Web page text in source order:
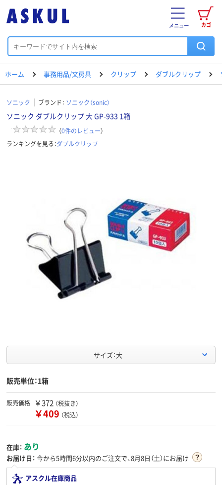
カゴ
メニュー
ホーム 事務用品/文房具 クリップ ダブルクリップ
ソニック ブランド： ソニック（sonic）
ソニック ダブルクリップ 大 GP-933 1箱
（0件のレビュー）
ランキングを見る：ダブルクリップ
サイズ：大
販売単位：1箱
販売価格 ￥372 （税抜き）
￥409 （税込）
在庫： あり
お届け日： 今から5時間6分以内のご注文で、8月8日（土）にお届け
アスクル在庫商品